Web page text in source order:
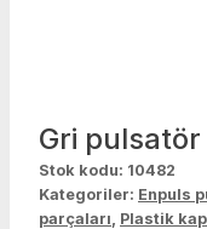
Gri pulsatör
Stok kodu: 10482
Kategoriler: Enpuls
parçaları, Plastik